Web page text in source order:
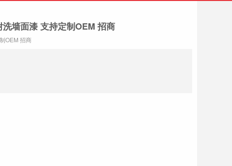
墙面漆 支持定制OEM 招商
OEM 招商